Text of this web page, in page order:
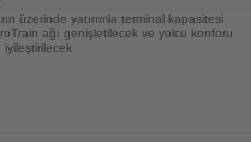
üzerinde yatırımla terminal kapasitesi
ağı genişletilecek ve yolcu konforu
iyileştirilecek